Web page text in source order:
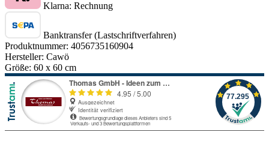
Klarna: Rechnung
Banktransfer (Lastschriftverfahren)
Produktnummer: 4056735160904
Hersteller: Cawö
Größe: 60 x 60 cm